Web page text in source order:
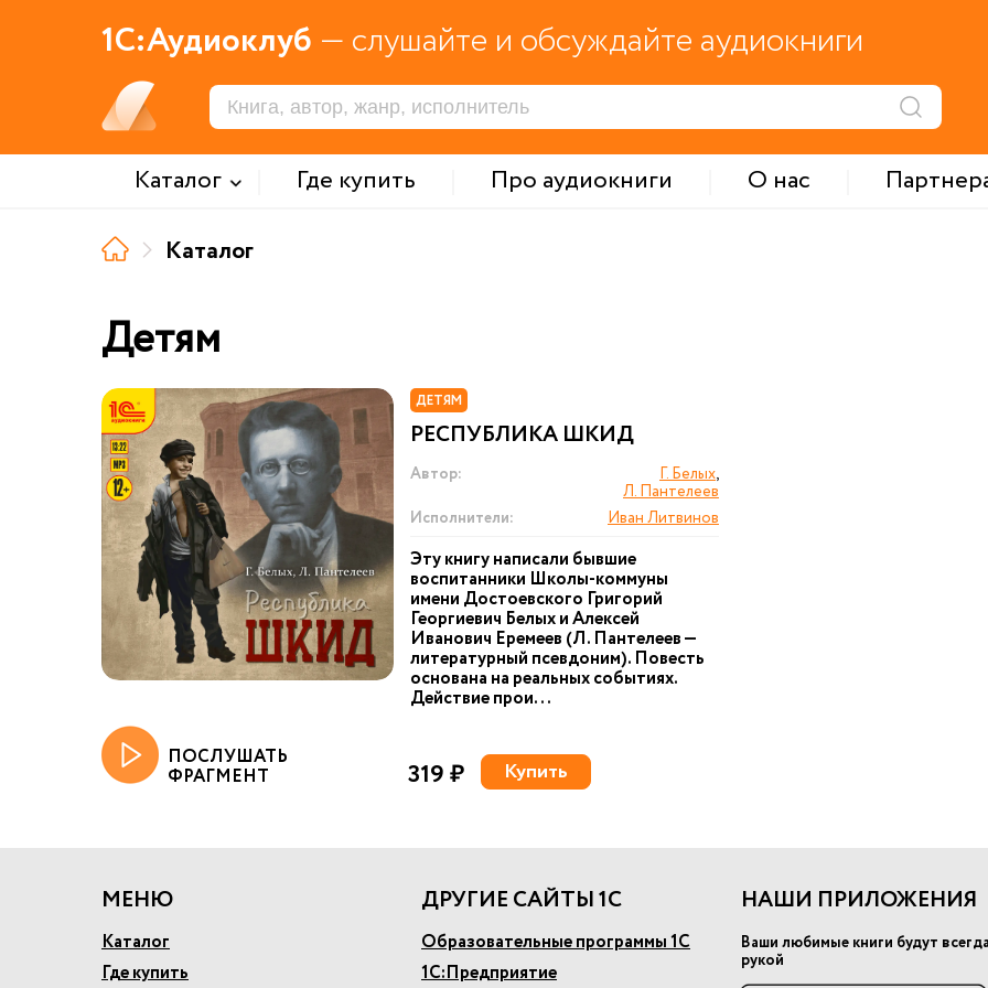
1С:Аудиоклуб — слушайте и обсуждайте аудиокниги
Каталог Где купить Про аудиокниги О нас
Каталог
Детям
ДЕТЯМ
РЕСПУБЛИКА ШКИД
Автор: Г. Белых,
Л. Пантелеев
Исполнители:
Иван Литвинов
Эту книгу написали бывшие
воспитанники Школы-коммуны
имени Достоевского Григорий
Георгиевич Белых и Алексей
Иванович Еремеев (Л. Пантелеев —
литературный псевдоним). Повесть
основана на реальных событиях.
Действие прои...
ПОСЛУШАТЬ
ФРАГМЕНТ 319 ₽ Купить
МЕНЮ
Каталог
Где купить
ДРУГИЕ САЙТЫ 1С
Образовательные программы 1С
1С:Предприятие
НАШИ ПРИЛОЖЕНИЯ
Ваши любимые книги будут
рукой